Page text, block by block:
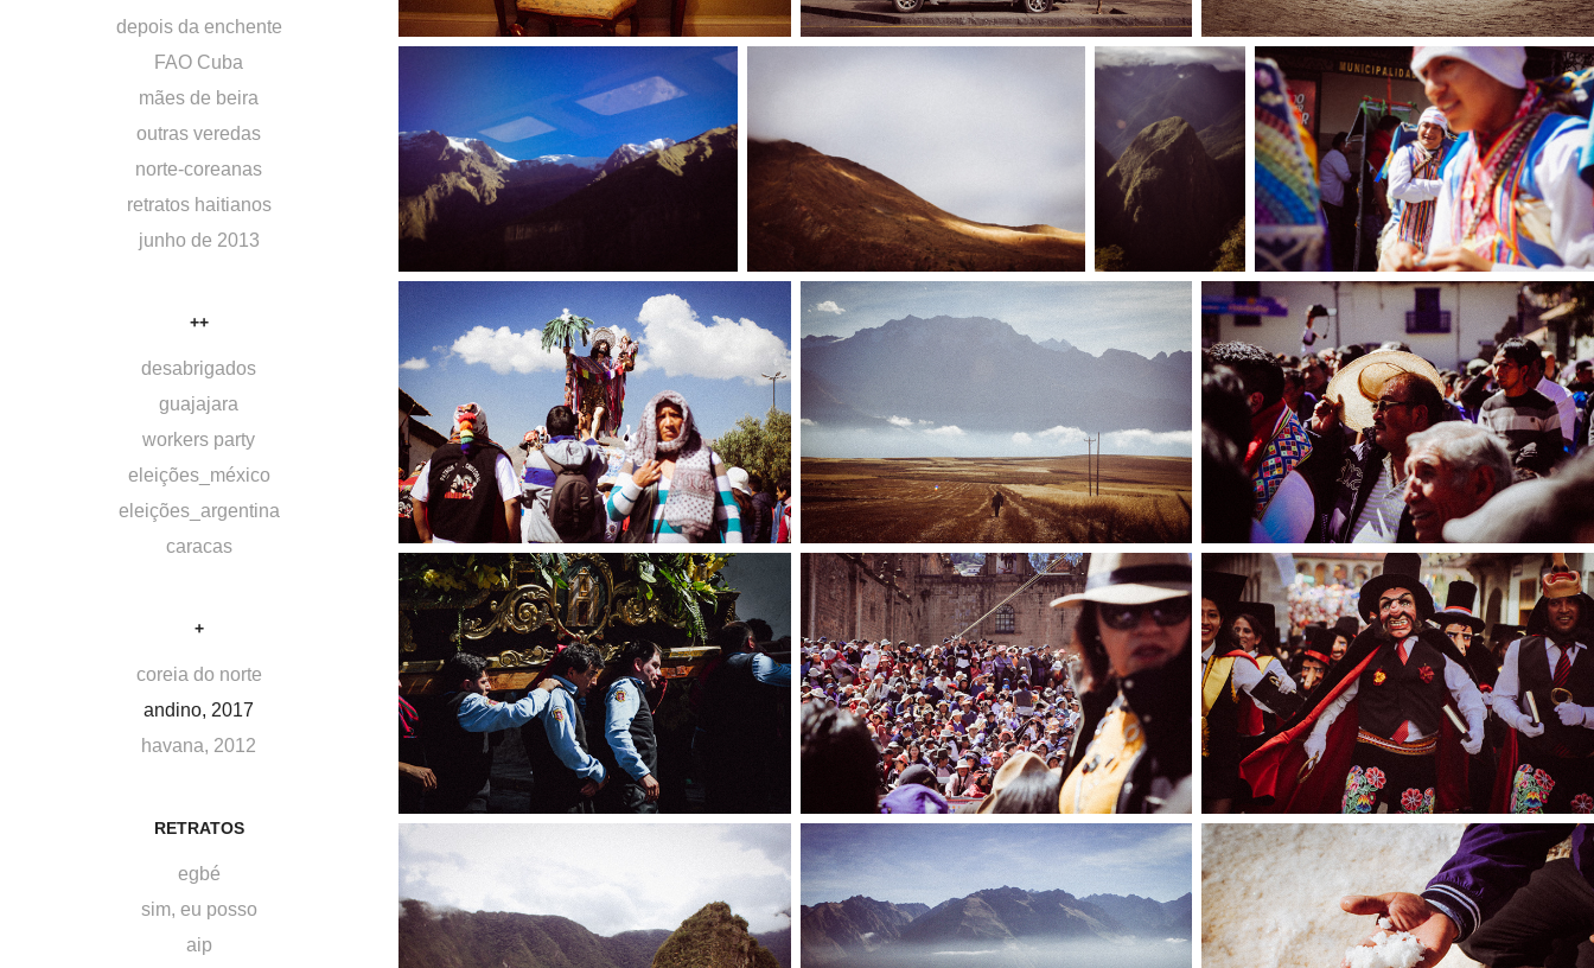
depois da enchente
FAO Cuba
mães de beira
outras veredas
norte-coreanas
retratos haitianos
junho de 2013
++
desabrigados
guajajara
workers party
eleições_méxico
eleições_argentina
caracas
+
coreia do norte
andino, 2017
havana, 2012
RETRATOS
egbé
sim, eu posso
aip